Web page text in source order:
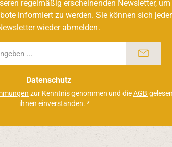
regelmäßig erscheinenden Newsletter,
informiert zu werden. Sie können sich
wieder abmelden.
Datenschutz
zur Kenntnis genommen und dieAGB
ihnen einverstanden. *